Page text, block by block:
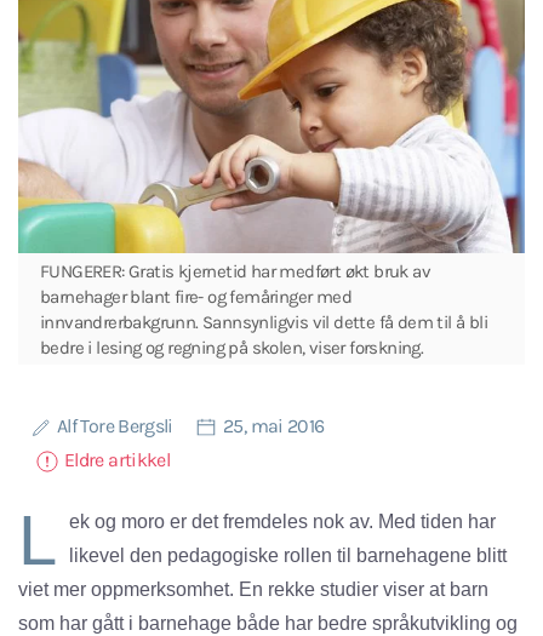
FUNGERER: Gratis kjernetid har medført økt bruk av
barnehager blant fire- og femåringer med
innvandrerbakgrunn. Sannsynligvis vil dette få dem til å bli
bedre i lesing og regning på skolen, viser forskning.
Alf Tore Bergsli
25, mai 2016
Eldre artikkel
L
ek og moro er det fremdeles nok av. Med tiden har
likevel den pedagogiske rollen til barnehagene blitt
viet mer oppmerksomhet. En rekke studier viser at barn
som har gått i barnehage både har bedre språkutvikling og